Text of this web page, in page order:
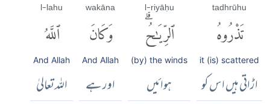
tadhrūhu
تَذْرُوهُ
it (is) scattered
اڑاتی ہیں اس کو
l-riyāḥu
ٱلرِّيَٰحُۗ
(by) the winds
ہوائیں
wakāna
وَكَانَ
And Allah
اور ہے
l-lahu
ٱللَّهُ
And Allah
اللہ تعالیٰ